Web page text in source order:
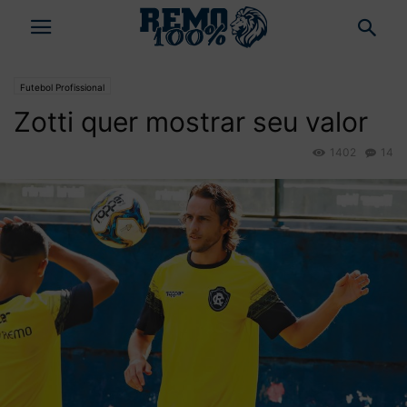
Futebol Profissional
Zotti quer mostrar seu valor
14
1402